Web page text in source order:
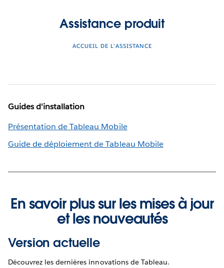
Assistance produit
ACCUEIL DE L’ASSISTANCE
Guides d'installation
Présentation de Tableau Mobile
Guide de déploiement de Tableau Mobile
En savoir plus sur les mises à jour
et les nouveautés
Version actuelle
Découvrez les dernières innovations de Tableau.